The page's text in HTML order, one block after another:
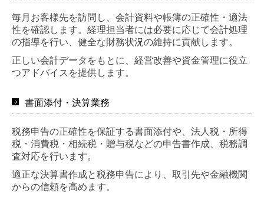
毎月お客様先を訪問し、会計資料や帳簿の正確性・適法
性を確認します。経理担当者には必要に応じて会計処理
の指導を行い、健全な財務状況の維持に貢献します。
正しい会計データをもとに、経営改善や資金管理に役立
つアドバイスを提供します。
書面添付・決算業務
税務申告の正確性を保証する書面添付や、法人税・所得
税・消費税・相続税・贈与税などの申告書作成、税務調
査対応を行います。
適正な決算書作成と税務申告により、取引先や金融機関
からの信頼を高めます。